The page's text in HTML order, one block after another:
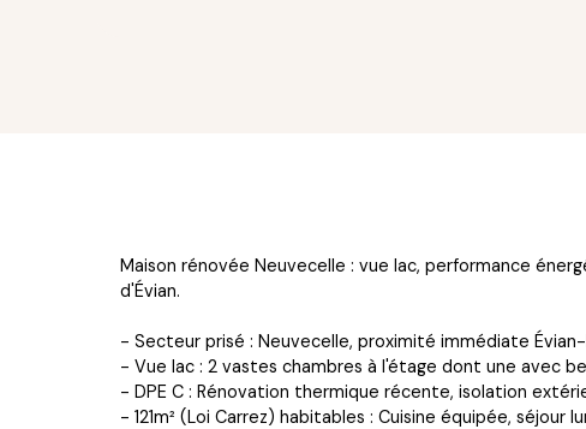
Maison rénovée Neuvecelle : vue lac, performance
d'Évian.
- Secteur prisé : Neuvecelle, proximité immédiate
- Vue lac : 2 vastes chambres à l'étage dont une avec
- DPE C : Rénovation thermique récente, isolation
- 121m² (Loi Carrez) habitables : Cuisine équipée, séjour